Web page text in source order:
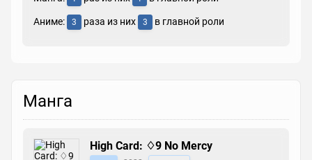
Аниме: 3 раза из них 3 в главной роли
Манга
High Card: ♢9 No Mercy